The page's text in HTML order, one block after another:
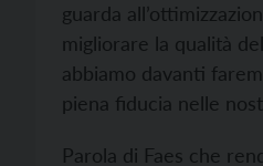
guarda
migliorare la qualità
abbiamo davanti
piena fiducia nelle
Parola di Faes che